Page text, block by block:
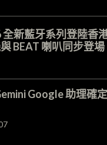
全新藍牙系列登陸香
BEAT 喇叭同步登場
Google 助理確定